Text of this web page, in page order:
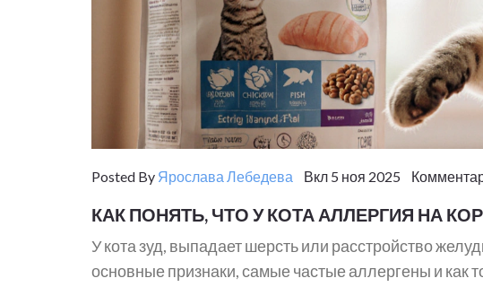
Posted By Ярослава Лебедева Вкл 5 ноя 2025
КАК ПОНЯТЬ, ЧТО У КОТА АЛЛЕРГИЯ НА
У кота зуд, выпадает шерсть или расстройство
основные признаки, самые частые аллергены и как